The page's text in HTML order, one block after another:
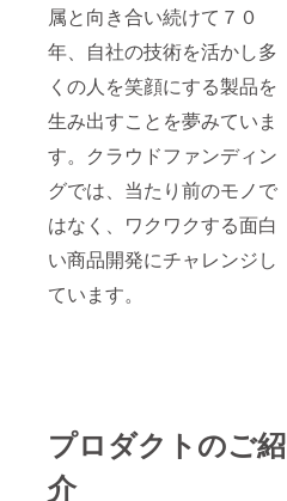
属と向き合い続けて７０
年、自社の技術を活かし多
くの人を笑顔にする製品を
生み出すことを夢みていま
す。クラウドファンディン
グでは、当たり前のモノで
はなく、ワクワクする面白
い商品開発にチャレンジし
ています。
プロダクトのご紹
介